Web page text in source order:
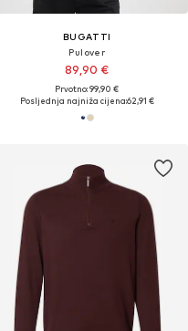
BUGATTI
Pulover
89,90 €
Prvotno: 99,90 €
Posljednja najniža cijena:62,91 €